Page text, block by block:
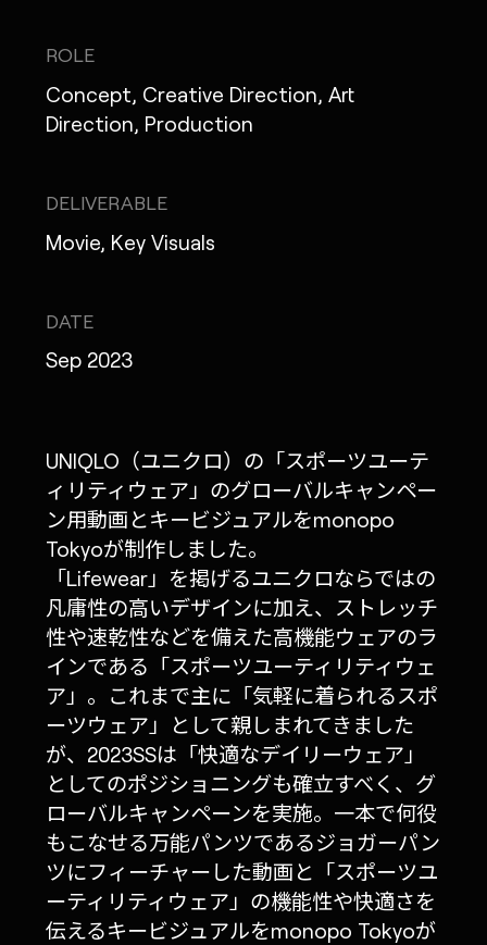
MONOPO LONDON
MONOPO PARIS
ATELIER
ROLE
Concept, Creative Direction, Art
Direction, Production
DELIVERABLE
Movie, Key Visuals
DATE
Sep 2023
UNIQLO（ユニクロ）の「スポーツユーテ
ィリティウェア」のグローバルキャンペー
ン用動画とキービジュアルをmonopo
Tokyoが制作しました。
「Lifewear」を掲げるユニクロならではの
凡庸性の高いデザインに加え、ストレッチ
性や速乾性などを備えた高機能ウェアのラ
インである「スポーツユーティリティウェ
ア」。これまで主に「気軽に着られるスポ
ーツウェア」として親しまれてきました
が、2023SSは「快適なデイリーウェア」
としてのポジショニングも確立すべく、グ
ローバルキャンペーンを実施。一本で何役
もこなせる万能パンツであるジョガーパン
ツにフィーチャーした動画と「スポーツユ
ーティリティウェア」の機能性や快適さを
伝えるキービジュアルをmonopo Tokyoが